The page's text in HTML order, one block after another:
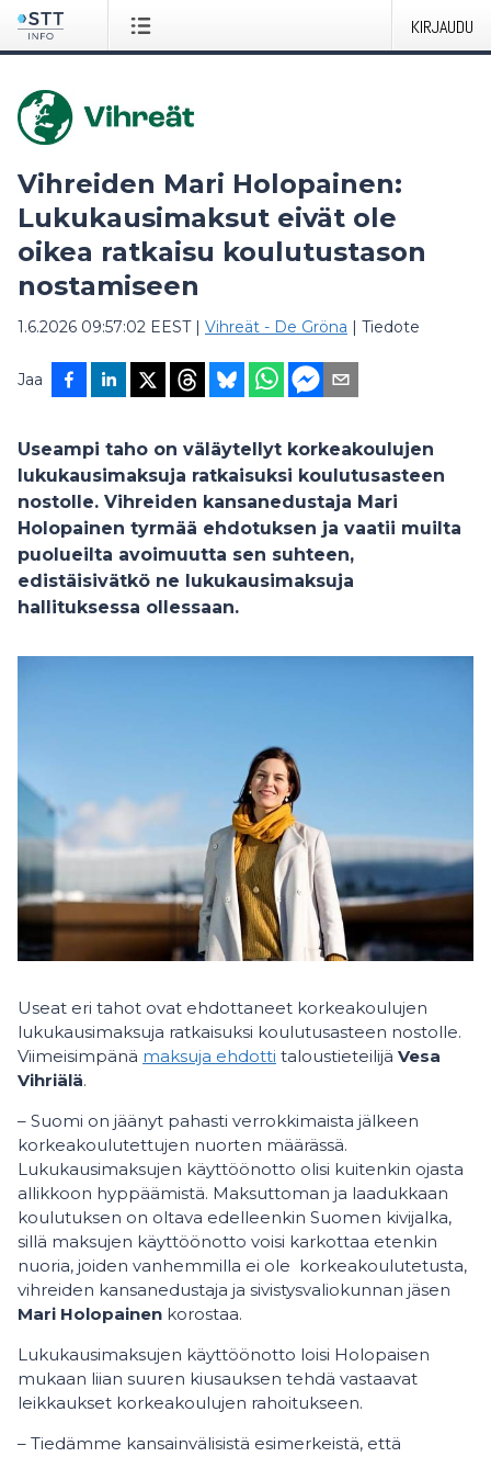
KIRJAUDU
Vihreiden Mari Holopainen:
Lukukausimaksut eivät ole
oikea ratkaisu koulutustason
nostamiseen
1.6.2026 09:57:02 EEST| Vihreät - De Gröna | Tiedote
Jaa
Useampi taho on väläytellyt korkeakoulujen
lukukausimaksuja ratkaisuksi koulutusasteen
nostolle. Vihreiden kansanedustaja Mari
Holopainen tyrmää ehdotuksen ja vaatii muilta
puolueilta avoimuutta sen suhteen,
edistäisivätkö ne lukukausimaksuja
hallituksessa ollessaan.
Useat eri tahot ovat ehdottaneet korkeakoulujen
lukukausimaksuja ratkaisuksi koulutusasteen nostolle.
Viimeisimpänä maksuja ehdotti taloustieteilijä Vesa
Vihriälä.
– Suomi on jäänyt pahasti verrokkimaista jälkeen
korkeakoulutettujen nuorten määrässä.
Lukukausimaksujen käyttöönotto olisi kuitenkin ojasta
allikkoon hyppäämistä. Maksuttoman ja laadukkaan
koulutuksen on oltava edelleenkin Suomen kivijalka,
sillä maksujen käyttöönotto voisi karkottaa etenkin
nuoria, joiden vanhemmilla ei ole korkeakoulutetusta,
vihreiden kansanedustaja ja sivistysvaliokunnan jäsen
Mari Holopainen korostaa.
Lukukausimaksujen käyttöönotto loisi Holopaisen
mukaan liian suuren kiusauksen tehdä vastaavat
leikkaukset korkeakoulujen rahoitukseen.
– Tiedämme kansainvälisistä esimerkeistä, että